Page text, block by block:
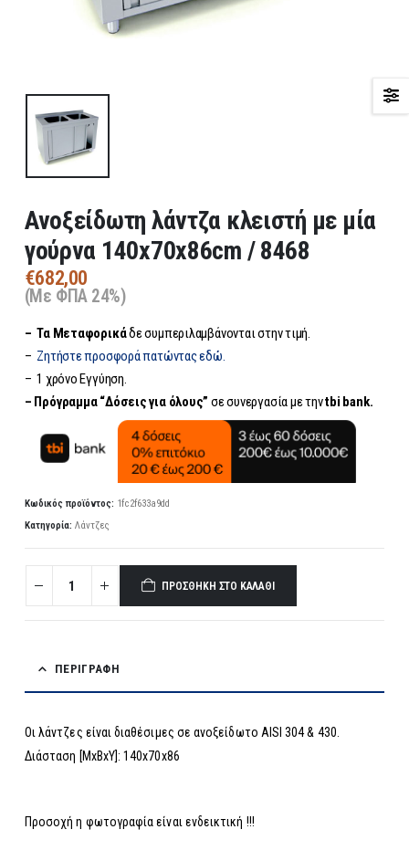
Ανοξείδωτη λάντζα κλειστή με μία
γούρνα 140x70x86cm / 8468
€682,00
(Με ΦΠΑ 24%)
– Τα Μεταφορικάδε συμπεριλαμβάνονται στην τιμή.
– Ζητήστε προσφορά πατώντας εδώ.
– 1 χρόνο Εγγύηση.
– Πρόγραμμα “Δόσεις για όλους” σε συνεργασία με τηνtbi bank.
Κωδικός προϊόντος: 1fc2f633a9dd
Κατηγορία: Λάντζες
ΠΡΟΣΘΉΚΗ ΣΤΟ ΚΑΛΆΘΙ
ΠΕΡΙΓΡΑΦΉ
Οι λάντζες είναι διαθέσιμες σε ανοξείδωτο AISI 304 & 430.
Διάσταση [MxBxY]: 140x70x86
Προσοχή η φωτογραφία είναι ενδεικτική !!!